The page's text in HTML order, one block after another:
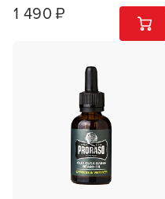
1 490 ₽ 1 ШТ